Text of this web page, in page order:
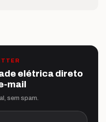
elétrica direto
mail
sem spam.